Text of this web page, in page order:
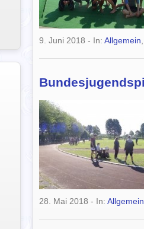
9. Juni 2018 - In: Allgemein
28. Mai 2018 - In: Allgemein